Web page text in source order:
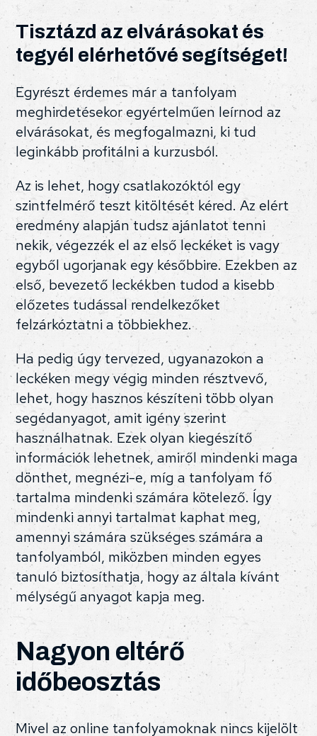
Tisztázd az elvárásokat és
tegyél elérhetővé segítséget!
Egyrészt érdemes már a tanfolyam
meghirdetésekor egyértelműen leírnod az
elvárásokat, és megfogalmazni, ki tud
leginkább profitálni a kurzusból.
Az is lehet, hogy csatlakozóktól egy
szintfelmérő teszt kitöltését kéred. Az elért
eredmény alapján tudsz ajánlatot tenni
nekik, végezzék el az első leckéket is vagy
egyből ugorjanak egy későbbire. Ezekben az
első, bevezető leckékben tudod a kisebb
előzetes tudással rendelkezőket
felzárkóztatni a többiekhez.
Ha pedig úgy tervezed, ugyanazokon a
leckéken megy végig minden résztvevő,
lehet, hogy hasznos készíteni több olyan
segédanyagot, amit igény szerint
használhatnak. Ezek olyan kiegészítő
információk lehetnek, amiről mindenki maga
dönthet, megnézi-e, míg a tanfolyam fő
tartalma mindenki számára kötelező. Így
mindenki annyi tartalmat kaphat meg,
amennyi számára szükséges számára a
tanfolyamból, miközben minden egyes
tanuló biztosíthatja, hogy az általa kívánt
mélységű anyagot kapja meg.
Nagyon eltérő
időbeosztás
Mivel az online tanfolyamoknak nincs kijelölt